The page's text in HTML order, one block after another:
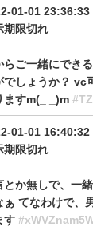
01-01 23:36:33
期限切れ
らご一緒にでき
でしょうか？ vc
ますm(_ _)m
01-01 16:40:32
期限切れ
とか無しで、一
ぁ てなわけで、
す